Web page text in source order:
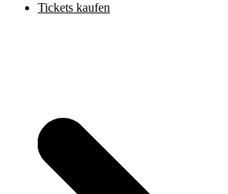
Tickets kaufen